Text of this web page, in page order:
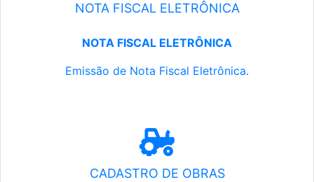
NOTA FISCAL ELETRÔNICA
NOTA FISCAL ELETRÔNICA
Emissão de Nota Fiscal Eletrônica.
CADASTRO DE OBRAS